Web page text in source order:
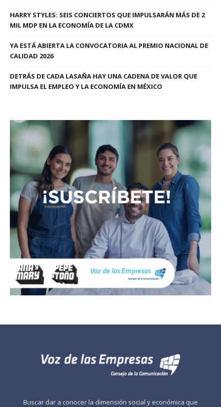
HARRY STYLES: SEIS CONCIERTOS QUE IMPULSARÁN MÁS DE 2
MIL MDP EN LA ECONOMÍA DE LA CDMX
YA ESTÁ ABIERTA LA CONVOCATORIA AL PREMIO NACIONAL DE
CALIDAD 2026
DETRÁS DE CADA LASAÑA HAY UNA CADENA DE VALOR QUE
IMPULSA EL EMPLEO Y LA ECONOMÍA EN MÉXICO
Buscar dar a conocer la dimensión social y económica que